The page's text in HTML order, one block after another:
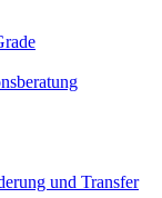
und Transfer